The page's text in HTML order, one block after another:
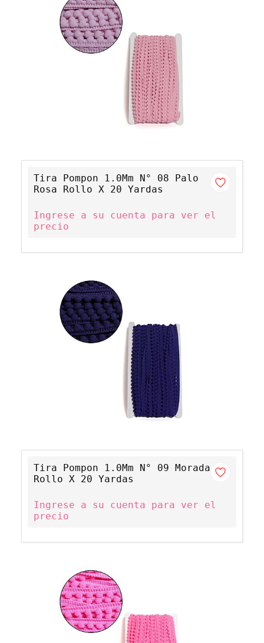
Tira Pompon 1.0Mm N° 08 Palo
Rosa Rollo X 20 Yardas
Ingrese a su cuenta para ver el
precio
Tira Pompon 1.0Mm N° 09 Morada
Rollo X 20 Yardas
Ingrese a su cuenta para ver el
precio